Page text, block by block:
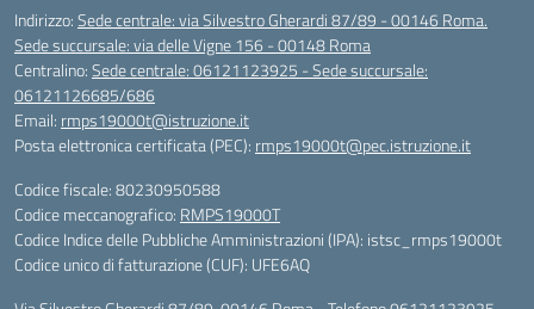
Indirizzo:Sede centrale: via Silvestro Gherardi 87/89 - 00146 Roma.
Sede succursale: via delle Vigne 156 - 00148 Roma
Centralino:Sede centrale: 06121123925 - Sede succursale:
06121126685/686
Email: rmps19000t@istruzione.it
Posta elettronica certificata (PEC): rmps19000t@pec.istruzione.it
Codice fiscale: 80230950588
Codice meccanografico: RMPS19000T
Codice Indice delle Pubbliche Amministrazioni (IPA): istsc_rmps19000t
Codice unico di fatturazione (CUF): UFE6AQ